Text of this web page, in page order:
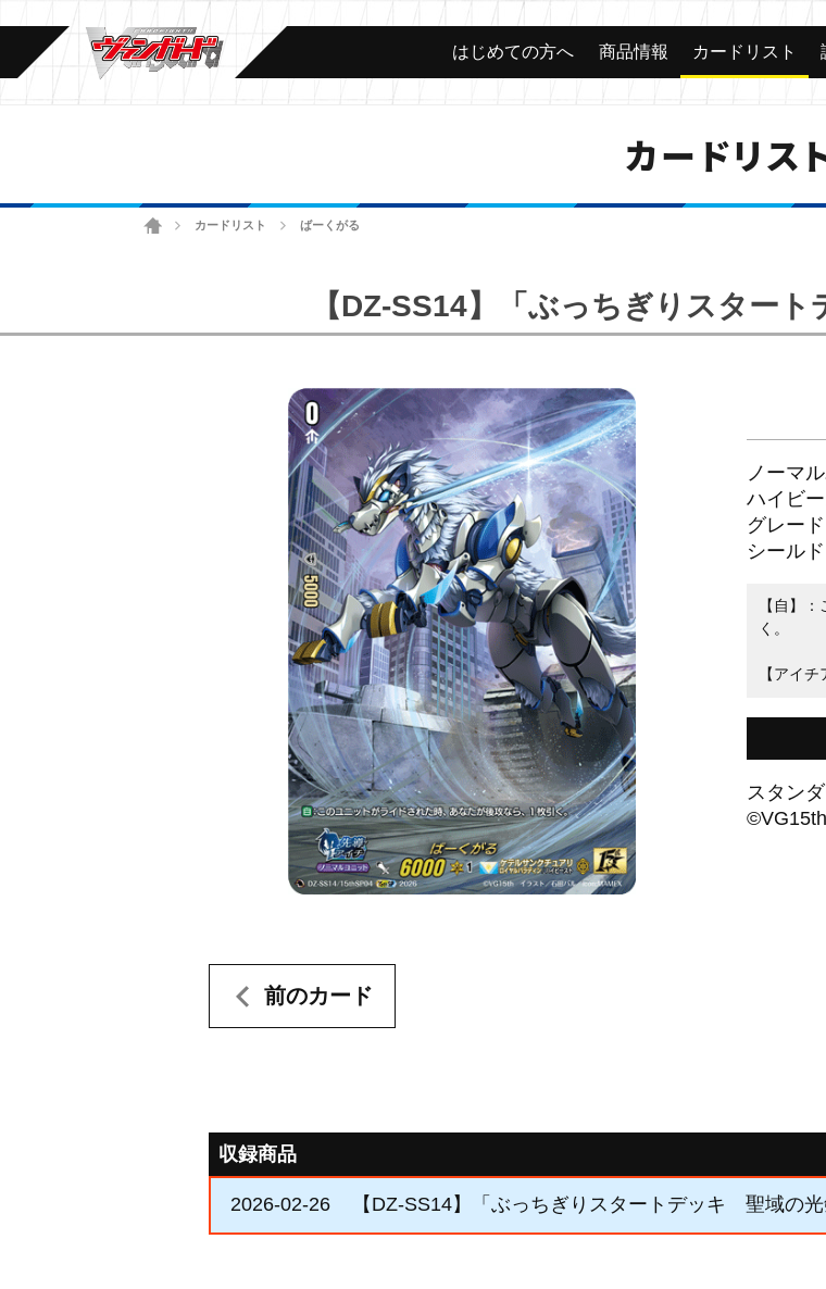
はじめての方へ 商品情報 カードリスト
カードリス
ホームカードリスト ばーくがる
【DZ-SS14】「ぶっちぎりスター
ノーマ
ハイビ
グレー
シール
【自】
く。
【アイチ
スタン
前のカード
収録商品
2026-02-26 【DZ-SS14】「ぶっちぎりスタートデッキ 聖域の光